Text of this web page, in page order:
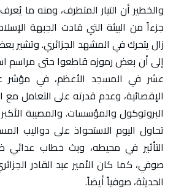
والخطير أن التيار المتطرف، ومنه ما يُعرف
جزءاً من البيئة التي قادت الجبهة
زال يتحرك في المشهد الجزائري. وتشير
إلى أن بعض رموزه قاطعوا حتى مراسم
عشر في المسجد الأعظم، في مؤشر
الإقصائية، وعدم قدرته على التعامل
البروتوكول والمؤسسات. والمصيبة
تحاول اليوم الاستحواذ على دواليب
التأثير في محيطه، وبث خطاب عدائي
صوفي، كما كان الأمير عبد القادر
الحديثة، صوفياً أيضاً.